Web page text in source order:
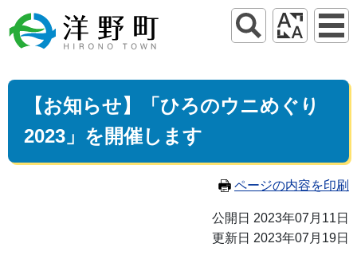
【お知らせ】「ひろのウニめぐり
2023」を開催します
ページの内容を印刷
公開日 2023年07月11日
更新日 2023年07月19日